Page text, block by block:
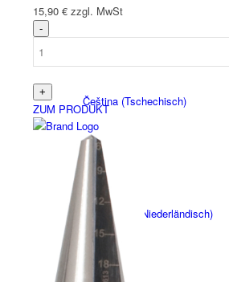
Čeština(Tschechisch)
Nederlands Niederländisch)
15,90 € zzgl. MwSt
ZUM PRODUKT